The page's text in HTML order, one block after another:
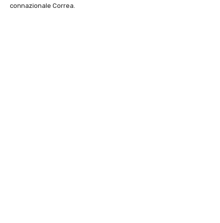
connazionale Correa.